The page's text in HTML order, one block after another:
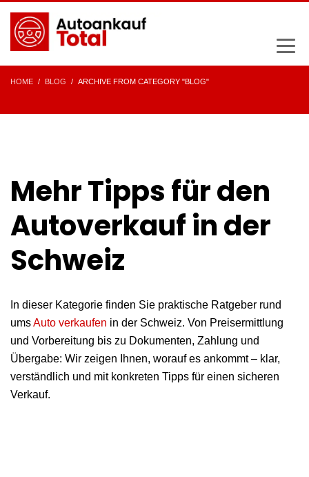
HOME BLOG ARCHIVE FROM CATEGORY "BLOG"
Mehr Tipps für den
Autoverkauf in der
Schweiz
In dieser Kategorie finden Sie praktische Ratgeber rund
umsAuto verkaufen in der Schweiz. Von Preisermittlung
und Vorbereitung bis zu Dokumenten, Zahlung und
Übergabe: Wir zeigen Ihnen, worauf es ankommt – klar,
verständlich und mit konkreten Tipps für einen sicheren
Verkauf.